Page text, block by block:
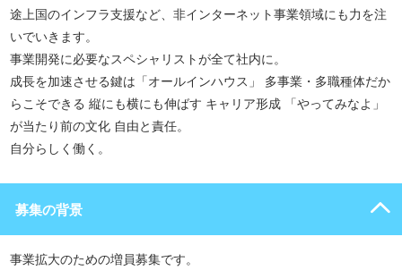
途上国のインフラ支援など、非インターネット事業領域にも力を注
いでいきます。
事業開発に必要なスペシャリストが全て社内に。
成長を加速させる鍵は「オールインハウス」 多事業・多職種体だか
らこそできる 縦にも横にも伸ばす キャリア形成 「やってみなよ」
が当たり前の文化 自由と責任。
自分らしく働く。
募集の背景
事業拡大のための増員募集です。